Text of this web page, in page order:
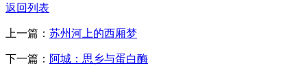
返回列表
上一篇： 苏州河上的西厢梦
下一篇： 阿城：思乡与蛋白酶